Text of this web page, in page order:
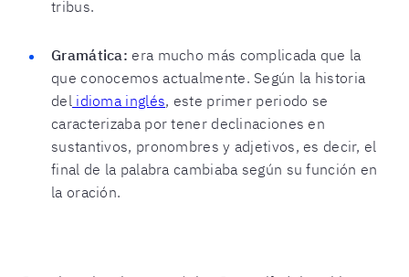
tribus.
Gramática: era mucho más complicada que la
que conocemos actualmente. Según la historia
del idioma inglés, este primer periodo se
caracterizaba por tener declinaciones en
sustantivos, pronombres y adjetivos, es decir, el
final de la palabra cambiaba según su función en
la oración.